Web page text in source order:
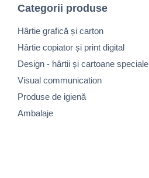
Categorii produse
Hârtie grafică și carton
Hârtie copiator și print digital
Design - hârtii și cartoane speciale
Visual communication
Produse de igienă
Ambalaje